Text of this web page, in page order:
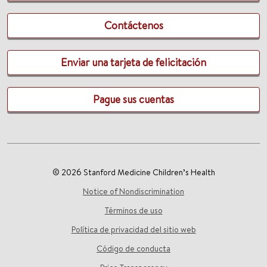
Contáctenos
Enviar una tarjeta de felicitación
Pague sus cuentas
© 2026 Stanford Medicine Children’s Health
Notice of Nondiscrimination
Términos de uso
Política de privacidad del sitio web
Código de conducta